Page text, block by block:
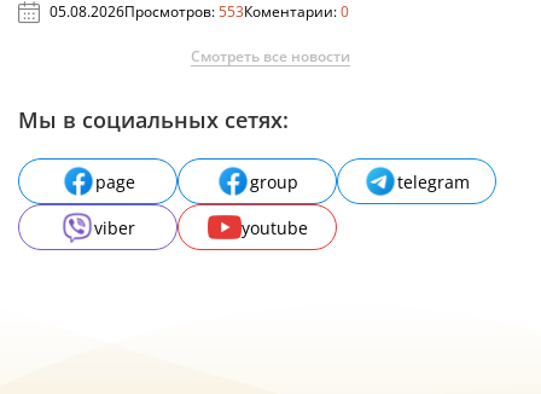
05.08.2026Просмотров:553Коментарии:0
Смотреть все новости
Мы в социальных сетях:
page group
telegram
viber
youtube